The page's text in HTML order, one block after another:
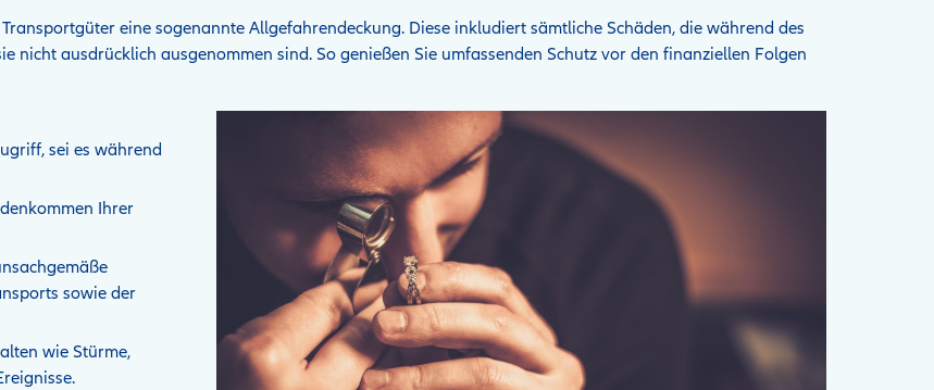
eine sogenannte Allgefahrendeckung. Diese inkludiert sämtliche Schäden, die während des
nicht ausdrücklich ausgenommen sind. So genießen Sie umfassenden Schutz vor den finanziellen Folgen
sei es während
Ihrer
sowie der
wie Stürme,